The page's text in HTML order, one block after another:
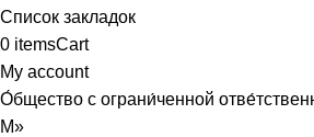
Список закладок
0 itemsCart
My account
О́бщество с ограни́ченной
М»